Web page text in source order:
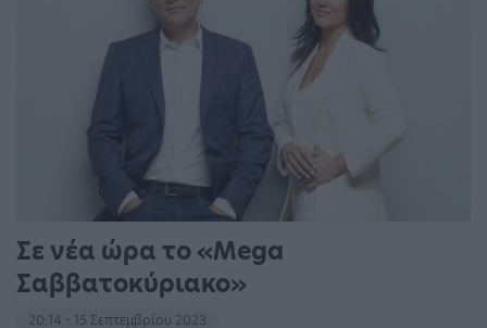
Σε νέα ώρα το «Mega
Σαββατοκύριακο»
20:14 - 15 Σεπτεμβρίου 2023